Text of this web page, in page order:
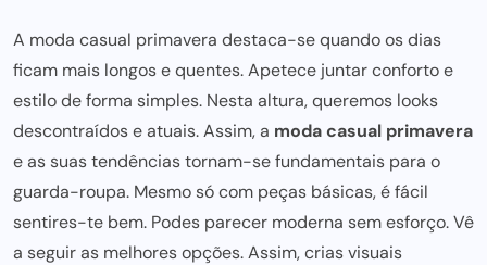
A moda casual primavera destaca-se quando os dias
ficam mais longos e quentes. Apetece juntar conforto e
estilo de forma simples. Nesta altura, queremos looks
descontraídos e atuais. Assim, a moda casual primavera
e as suastendênciastornam-se fundamentais para o
guarda-roupa. Mesmo só com peças básicas, é fácil
sentires-te bem. Podes parecer moderna sem esforço. Vê
a seguir as melhores opções. Assim, crias visuais